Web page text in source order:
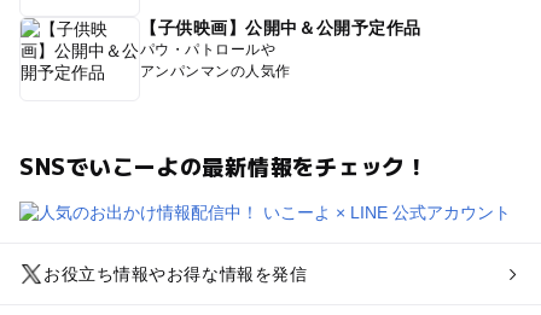
【子供映画】公開中＆公開予定作品
パウ・パトロールや
アンパンマンの人気作
SNSでいこーよの最新情報をチェック！
お役立ち情報やお得な情報を発信